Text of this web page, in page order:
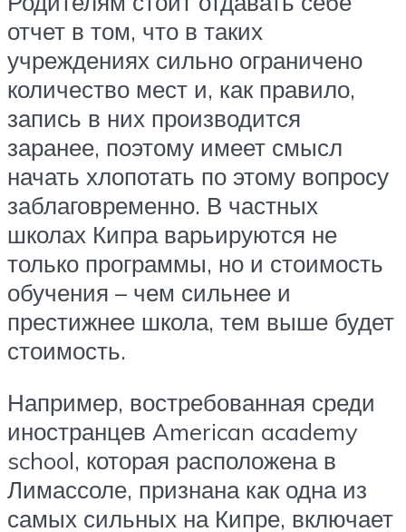
отчет в том, что в таких
учреждениях сильно ограничено
количество мест и, как правило,
запись в них производится
заранее, поэтому имеет смысл
начать хлопотать по этому вопросу
заблаговременно. В частных
школах Кипра варьируются не
только программы, но и стоимость
обучения – чем сильнее и
престижнее школа, тем выше будет
стоимость.
Например, востребованная среди
иностранцев American academy
school, которая расположена в
Лимассоле, признана как одна из
самых сильных на Кипре, включает